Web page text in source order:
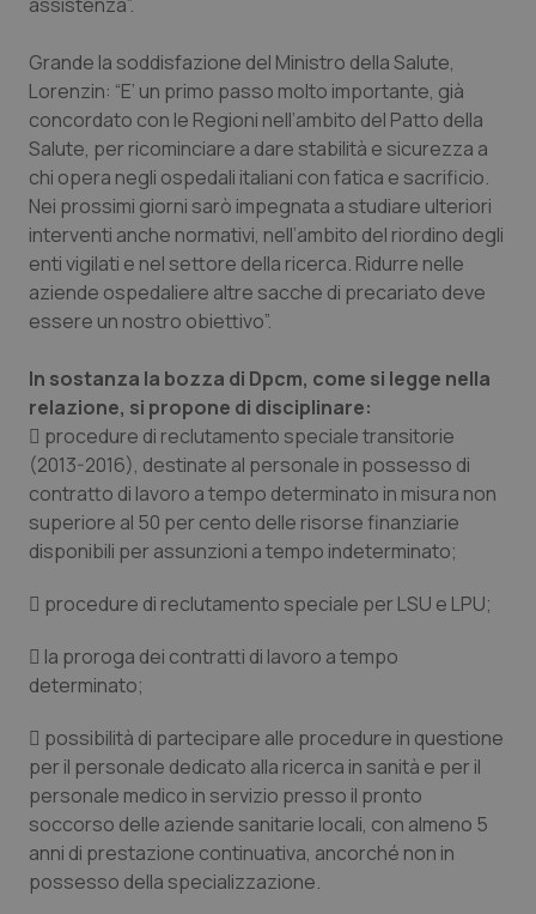
Provincia Autonoma di Trento
Puglia
Sardegna
Sicilia
Toscana
Umbria
Valle D’Aosta
Veneto
Ipertensione & Scompenso
Malattie rare
Malattia di Crohn & Rettocolite Ulcerosa
Neuroscienze & patologie neurodegenerative
Obesità
Oftalmologia
Oncodermatologia
Oncoematologia
Oncologia & Nutrizione
Psoriasi & pelle
Quotidiano Chirurgia
Quotidiano Oncologia
Quotidiano Pediatria
Rene & patologie urogenitali
Grande la soddisfazione del Ministro della Salute,
Lorenzin: “E’ un primo passo molto importante, già
concordato con le Regioni nell’ambito del Patto della
Salute, per ricominciare a dare stabilità e sicurezza a
chi opera negli ospedali italiani con fatica e sacrificio.
Nei prossimi giorni sarò impegnata a studiare ulteriori
interventi anche normativi, nell’ambito del riordino degli
enti vigilati e nel settore della ricerca. Ridurre nelle
aziende ospedaliere altre sacche di precariato deve
essere un nostro obiettivo”.
In sostanza la bozza di Dpcm, come si legge nella
relazione, si propone di disciplinare:
 procedure di reclutamento speciale transitorie
(2013-2016), destinate al personale in possesso di
contratto di lavoro a tempo determinato in misura non
superiore al 50 per cento delle risorse finanziarie
disponibili per assunzioni a tempo indeterminato;
 procedure di reclutamento speciale per LSU e LPU;
 la proroga dei contratti di lavoro a tempo
determinato;
 possibilità di partecipare alle procedure in questione
per il personale dedicato alla ricerca in sanità e per il
personale medico in servizio presso il pronto
soccorso delle aziende sanitarie locali, con almeno 5
anni di prestazione continuativa, ancorché non in
possesso della specializzazione.